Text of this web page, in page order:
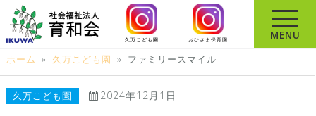
ン
テ
ン
久万こども園 おひさま保育園
MENU
ホーム » 久万こども園 » ファミリースマイル
久万こども園 2024年12月1日